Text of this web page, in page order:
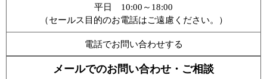
平日 10:00～18:00
（セールス目的のお電話はご遠慮ください。）
電話でお問い合わせする
メールでのお問い合わせ・ご相談